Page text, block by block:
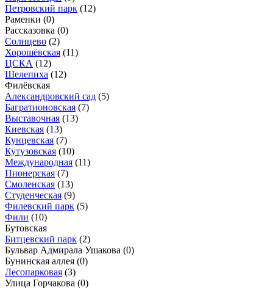
Петровский парк (12)
Раменки (0)
Рассказовка (0)
Солнцево (2)
Хорошёвская (11)
ЦСКА (12)
Шелепиха (12)
Филёвская
Александровский сад (5)
Багратионовская (7)
Выставочная (13)
Киевская (13)
Кунцевская (7)
Кутузовская (10)
Международная (11)
Пионерская (7)
Смоленская (13)
Студенческая (9)
Филевский парк (5)
Фили (10)
Бутовская
Битцевский парк (2)
Бульвар Адмирала Ушакова (0)
Бунинская аллея (0)
Лесопарковая (3)
Улица Горчакова (0)